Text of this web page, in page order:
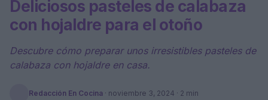
Deliciosos pasteles de calabaza
con hojaldre para el otoño
Descubre cómo preparar unos irresistibles pasteles de
calabaza con hojaldre en casa.
Redacción En Cocina · noviembre 3, 2024 · 2 min